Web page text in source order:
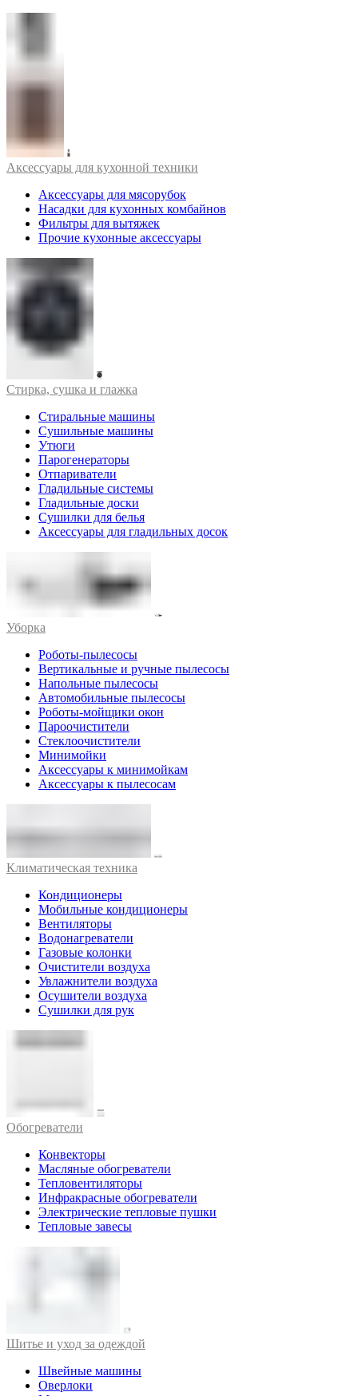
Аксессуары для кухонной техники
Аксессуары для мясорубок
Насадки для кухонных комбайнов
Фильтры для вытяжек
Прочие кухонные аксессуары
Стирка, сушка и глажка
Стиральные машины
Сушильные машины
Утюги
Парогенераторы
Отпариватели
Гладильные системы
Гладильные доски
Сушилки для белья
Аксессуары для гладильных досок
Уборка
Роботы-пылесосы
Вертикальные и ручные пылесосы
Напольные пылесосы
Автомобильные пылесосы
Роботы-мойщики окон
Пароочистители
Стеклоочистители
Минимойки
Аксессуары к минимойкам
Аксессуары к пылесосам
Климатическая техника
Кондиционеры
Мобильные кондиционеры
Вентиляторы
Водонагреватели
Газовые колонки
Очистители воздуха
Увлажнители воздуха
Осушители воздуха
Сушилки для рук
Обогреватели
Конвекторы
Масляные обогреватели
Тепловентиляторы
Инфракрасные обогреватели
Электрические тепловые пушки
Тепловые завесы
Шитье и уход за одеждой
Швейные машины
Оверлоки